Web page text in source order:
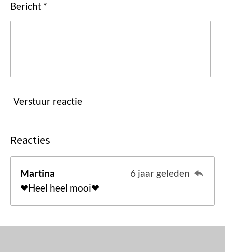
Bericht *
Verstuur reactie
Reacties
Martina
6 jaar geleden
❤Heel heel mooi❤